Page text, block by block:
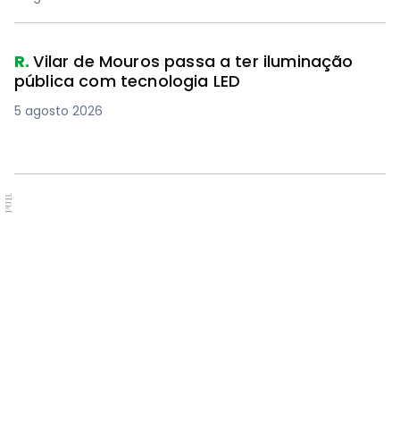
R.Vilar de Mouros passa a ter iluminação
pública com tecnologia LED
5 agosto 2026
PUB.